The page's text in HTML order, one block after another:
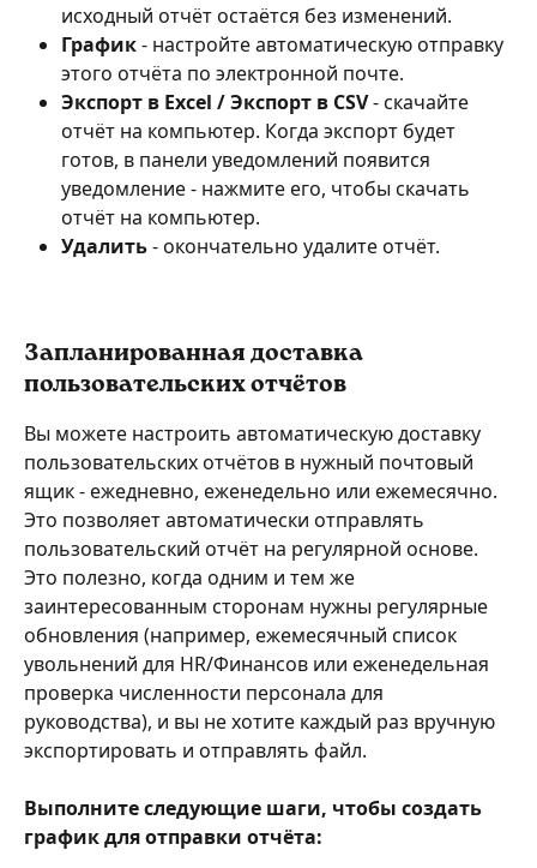
исходный отчёт остаётся без изменений.
График - настройте автоматическую отправку
этого отчёта по электронной почте.
Экспорт в Excel / Экспорт в CSV - скачайте
отчёт на компьютер. Когда экспорт будет
готов, в панели уведомлений появится
уведомление - нажмите его, чтобы скачать
отчёт на компьютер.
Удалить - окончательно удалите отчёт.
Запланированная доставка
пользовательских отчётов
Вы можете настроить автоматическую доставку
пользовательских отчётов в нужный почтовый
ящик - ежедневно, еженедельно или ежемесячно.
Это позволяет автоматически отправлять
пользовательский отчёт на регулярной основе.
Это полезно, когда одним и тем же
заинтересованным сторонам нужны регулярные
обновления (например, ежемесячный список
увольнений для HR/Финансов или еженедельная
проверка численности персонала для
руководства), и вы не хотите каждый раз вручную
экспортировать и отправлять файл.
Выполните следующие шаги, чтобы создать
график для отправки отчёта: